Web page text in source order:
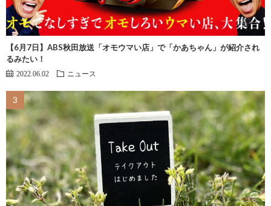
【6月7日】ABS秋田放送「オモウマい店」で「かあちゃん」が紹介され
るみたい！
2022.06.02 ニュース